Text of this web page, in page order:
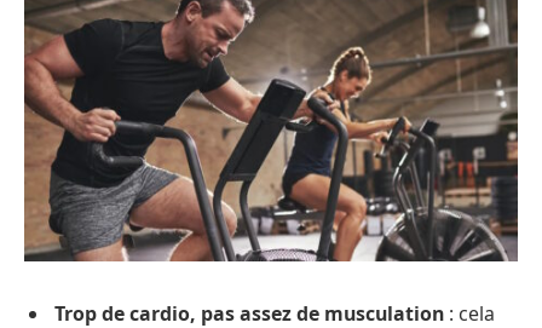
Trop de cardio, pas assez de musculation : cela